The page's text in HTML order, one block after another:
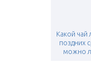
Какой чай
поздних
можно